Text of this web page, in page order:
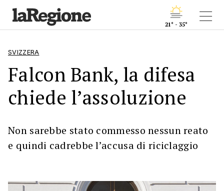
21° - 35°
SVIZZERA
Falcon Bank, la difesa
chiede l’assoluzione
Non sarebbe stato commesso nessun reato
e quindi cadrebbe l’accusa di riciclaggio